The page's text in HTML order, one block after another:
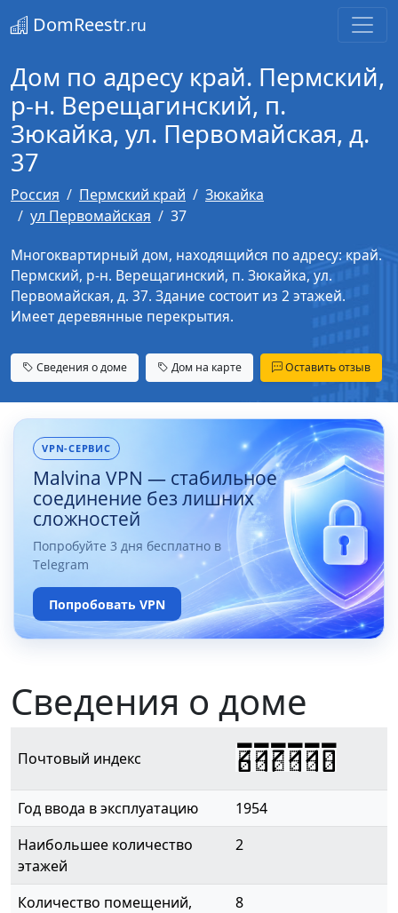
DomReestr.ru
Дом по адресу край. Пермский,
р-н. Верещагинский, п.
Зюкайка, ул. Первомайская, д.
37
Россия Пермский край
Зюкайка
ул Первомайская
37
Многоквартирный дом, находящийся по адресу: край.
Пермский, р-н. Верещагинский, п. Зюкайка, ул.
Первомайская, д. 37. Здание состоит из 2 этажей.
Имеет деревянные перекрытия.
Сведения о доме Дом на карте Оставить отзыв
VPN-СЕРВИС
Malvina VPN — стабильное
соединение без лишних
сложностей
Попробуйте 3 дня бесплатно в
Telegram
Попробовать VPN
Сведения о доме
Почтовый индекс 617110
Год ввода в эксплуатацию
1954
Наибольшее количество
этажей
2
Количество помещений,
8